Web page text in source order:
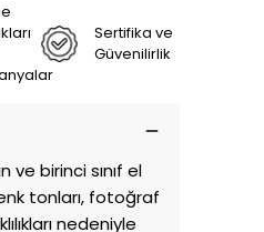
Sertifika ve
Güvenilirlik
ve birinci sınıf el
tonları, fotoğraf
nedeniyle